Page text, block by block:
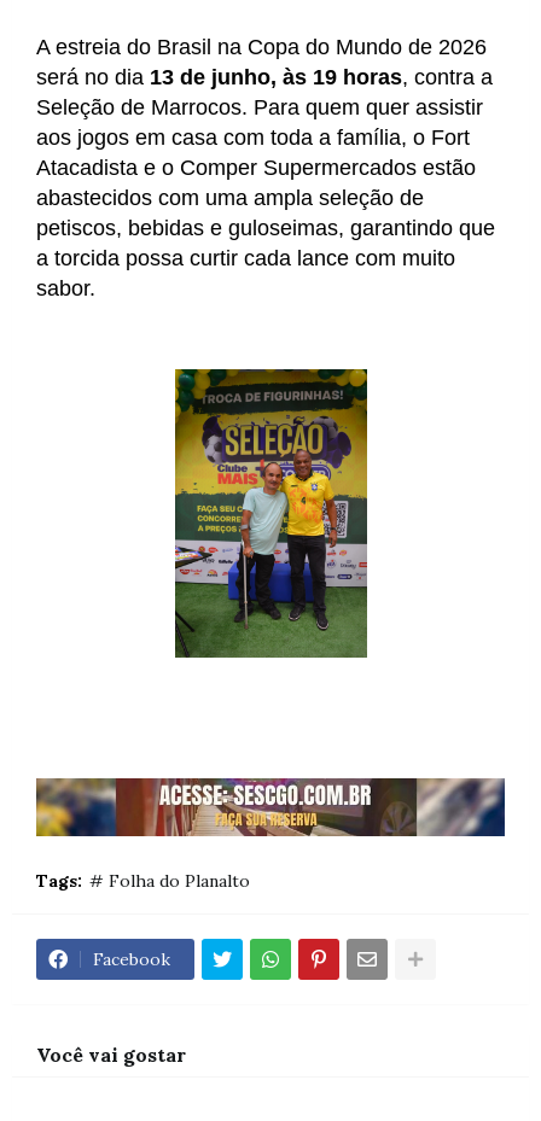
A estreia do Brasil na Copa do Mundo de 2026
será no dia 13 de junho, às 19 horas, contra a
Seleção de Marrocos. Para quem quer assistir
aos jogos em casa com toda a família, o Fort
Atacadista e o Comper Supermercados estão
abastecidos com uma ampla seleção de
petiscos, bebidas e guloseimas, garantindo que
a torcida possa curtir cada lance com muito
sabor.
Tags: # Folha do Planalto
Facebook
Você vai gostar